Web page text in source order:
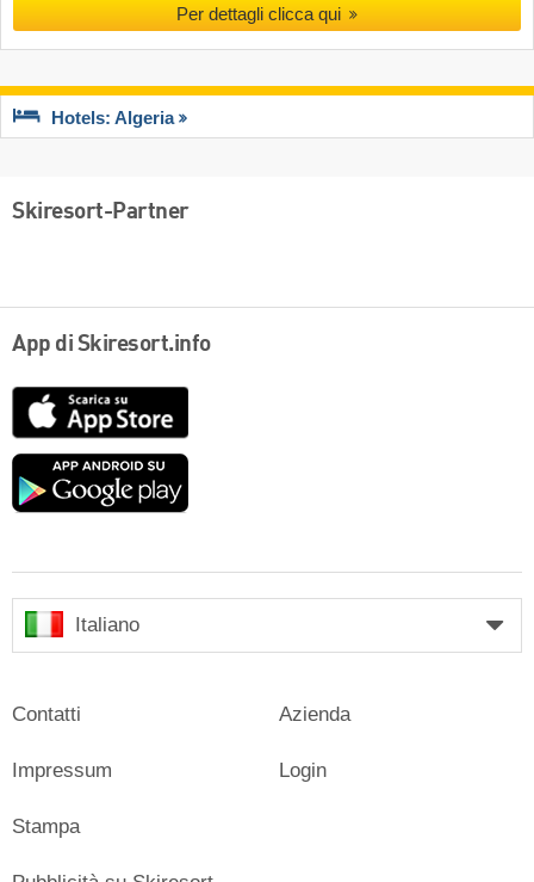
Per dettagli clicca qui
Hotels: Algeria
Skiresort-Partner
App di Skiresort.info
Google
Italiano
Contatti
Impressum
Stampa
Azienda
Login